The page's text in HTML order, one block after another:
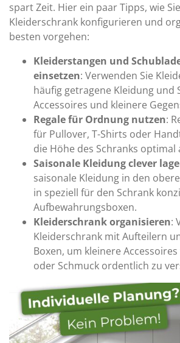
spart Zeit. Hier ein paar Tipps, wie
Kleiderschrank konfigurieren und
besten vorgehen:
Kleiderstangen und
einsetzen: Verwenden Sie
häufig getragene Kleidung und
Accessoires und kleinere
Regale für Ordnung nutzen:
für Pullover, T-Shirts oder
die Höhe des Schranks optimal
Saisonale Kleidung clever
saisonale Kleidung in den
in speziell für den Schrank
Aufbewahrungsboxen.
Kleiderschrank organisieren:
Kleiderschrank mit Aufteilern
Boxen, um kleinere
oder Schmuck ordentlich zu